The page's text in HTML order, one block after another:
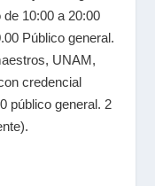
10:00 a 20:00
Público general.
UNAM,
credencial
público general. 2